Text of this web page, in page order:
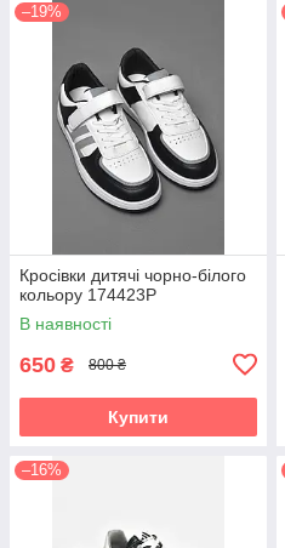
–19%
Кросівки дитячі чорно-білого
кольору 174423P
В наявності
650 ₴ 800 ₴
Купити
–16%